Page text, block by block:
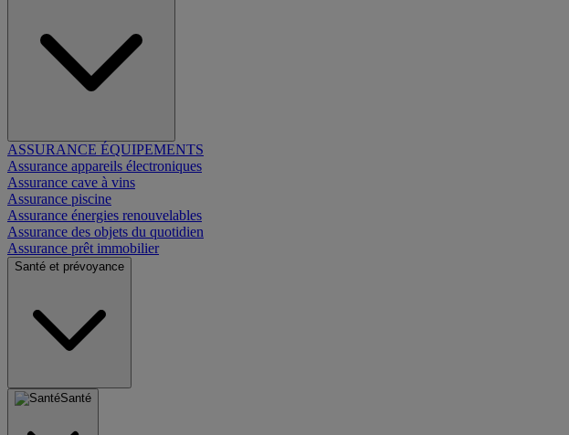
ASSURANCE ÉQUIPEMENTS
Assurance appareils électroniques
Assurance cave à vins
Assurance piscine
Assurance énergies renouvelables
Assurance des objets du quotidien
Assurance prêt immobilier
Santé et prévoyance
Santé